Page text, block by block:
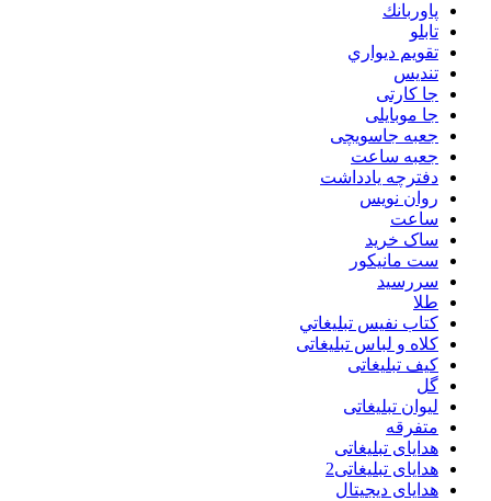
پاوربانك
تابلو
تقويم ديواري
تنديس
جا کارتی
جا موبایلی
جعبه جاسویچی
جعبه ساعت
دفترچه یادداشت
روان نويس
ساعت
ساک خرید
ست مانيكور
سررسید
طلا
كتاب نفيس تبليغاتي
کلاه و لباس تبلیغاتی
کیف تبلیغاتی
گل
لیوان تبلیغاتی
متفرقه
هدایای تبلیغاتی
هدایای تبلیغاتی2
هدایای دیجیتال